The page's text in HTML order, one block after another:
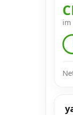
im